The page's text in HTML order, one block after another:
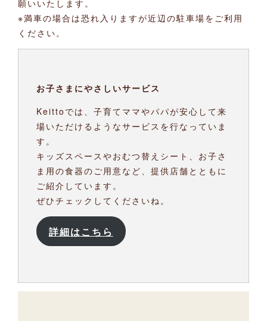
願いいたします。
※満車の場合は恐れ入りますが近辺の駐車場をご利用
ください。
お子さまにやさしいサービス
Keittoでは、子育てママやパパが安心して来
場いただけるようなサービスを行なっていま
す。
キッズスペースやおむつ替えシート、お子さ
ま用の食器のご用意など、提供店舗とともに
ご紹介しています。
ぜひチェックしてくださいね。
詳細はこちら